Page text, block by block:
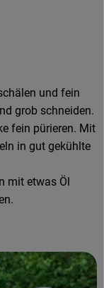
und fein
grob schneiden.
fein pürieren. Mit
in gut gekühlte
mit etwas Öl